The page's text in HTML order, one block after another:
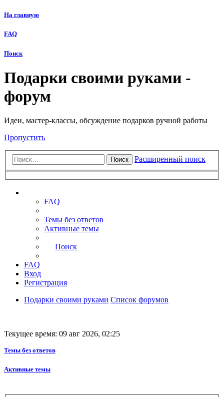
На главную
FAQ
Поиск
Подарки своими руками -
форум
Идеи, мастер-классы, обсуждение подарков ручной работы
Пропустить
Поиск Расширенный поиск
FAQ
Темы без ответов
Активные темы
Поиск
FAQ
Вход
Регистрация
Подарки своими руками Список форумов
Текущее время: 09 авг 2026, 02:25
Темы без ответов
Активные темы